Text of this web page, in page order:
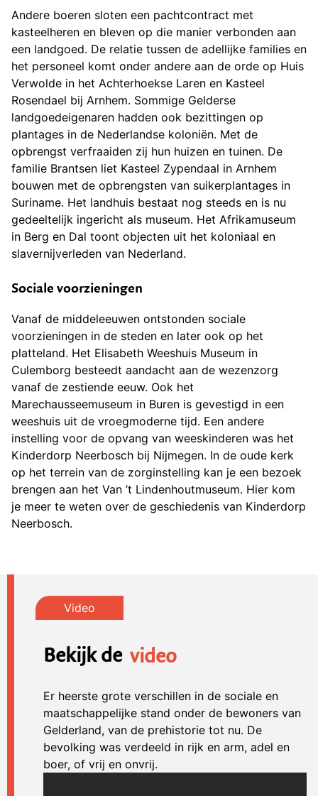
Andere boeren sloten een pachtcontract met
kasteelheren en bleven op die manier verbonden aan
een landgoed. De relatie tussen de adellijke families en
het personeel komt onder andere aan de orde op Huis
Verwolde in het Achterhoekse Laren en Kasteel
Rosendael bij Arnhem. Sommige Gelderse
landgoedeigenaren hadden ook bezittingen op
plantages in de Nederlandse koloniën. Met de
opbrengst verfraaiden zij hun huizen en tuinen. De
familie Brantsen liet Kasteel Zypendaal in Arnhem
bouwen met de opbrengsten van suikerplantages in
Suriname. Het landhuis bestaat nog steeds en is nu
gedeeltelijk ingericht als museum. Het Afrikamuseum
in Berg en Dal toont objecten uit het koloniaal en
slavernijverleden van Nederland.
Sociale voorzieningen
Vanaf de middeleeuwen ontstonden sociale
voorzieningen in de steden en later ook op het
platteland. Het Elisabeth Weeshuis Museum in
Culemborg besteedt aandacht aan de wezenzorg
vanaf de zestiende eeuw. Ook het
Marechausseemuseum in Buren is gevestigd in een
weeshuis uit de vroegmoderne tijd. Een andere
instelling voor de opvang van weeskinderen was het
Kinderdorp Neerbosch bij Nijmegen. In de oude kerk
op het terrein van de zorginstelling kan je een bezoek
brengen aan het Van ’t Lindenhoutmuseum. Hier kom
je meer te weten over de geschiedenis van Kinderdorp
Neerbosch.
Bekijk de video
Er heerste grote verschillen in de sociale en
maatschappelijke stand onder de bewoners van
Gelderland, van de prehistorie tot nu. De
bevolking was verdeeld in rijk en arm, adel en
boer, of vrij en onvrij.